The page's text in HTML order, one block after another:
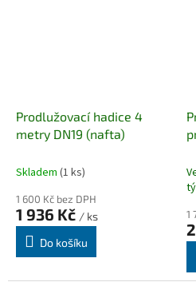
Prodlužovací hadice 4
metry DN19 (nafta)
Skladem (1 ks)
1 600 Kč bez DPH
1 936 Kč / ks
Do košíku
1